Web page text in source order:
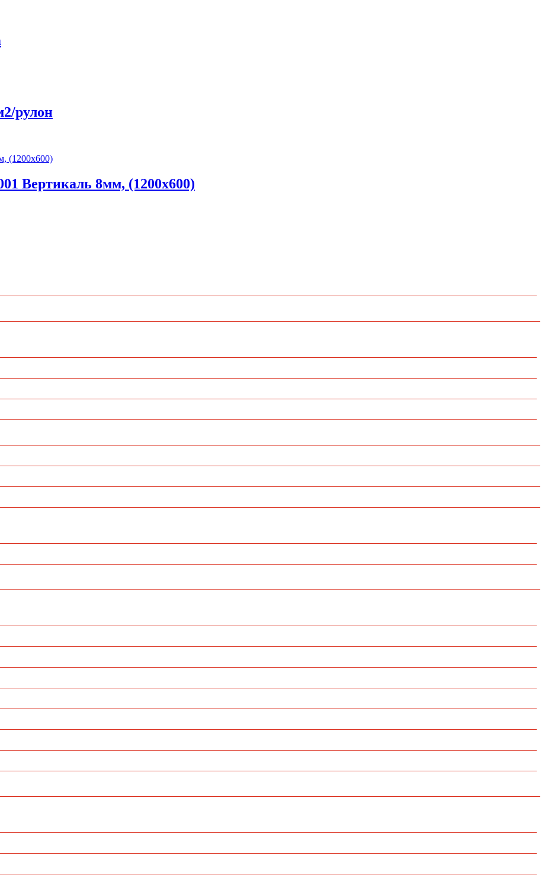
рулон
Вертикаль 8мм, (1200х600)